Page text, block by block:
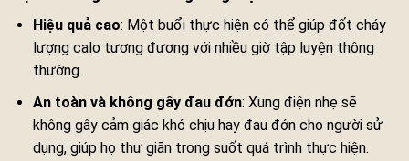
Hiệu quả cao: Một buổi thực hiện có thể giúp đốt cháy
lượng calo tương đương với nhiều giờ tập luyện thông
thường.
An toàn và không gây đau đớn: Xung điện nhẹ sẽ
không gây cảm giác khó chịu hay đau đớn cho người sử
dụng, giúp họ thư giãn trong suốt quá trình thực hiện.